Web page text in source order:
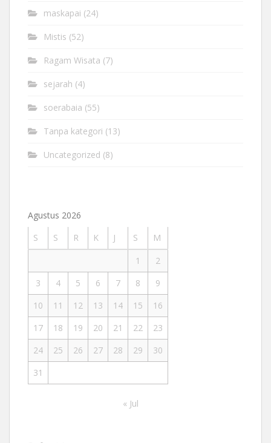
maskapai (24)
Mistis (52)
Ragam Wisata (7)
sejarah (4)
soerabaia (55)
Tanpa kategori (13)
Uncategorized (8)
Agustus 2026
S
S R K J S
M
1
2
3
4 5 6 7 8
9
10
11 12 13 14 15
16
17
18 19 20 21 22
23
24
25 26 27 28 29
30
31
« Jul